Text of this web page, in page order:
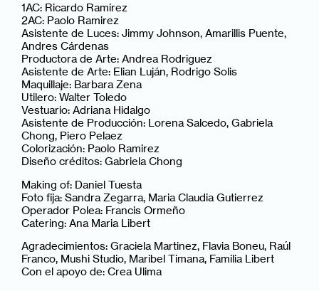
1AC: Ricardo Ramirez
2AC: Paolo Ramirez
Asistente de Luces: Jimmy Johnson, Amarillis Puente,
Andres Cárdenas
Productora de Arte: Andrea Rodriguez
Asistente de Arte: Elian Luján, Rodrigo Solis
Maquillaje: Barbara Zena
Utilero: Walter Toledo
Vestuario: Adriana Hidalgo
Asistente de Producción: Lorena Salcedo, Gabriela
Chong, Piero Pelaez
Colorización: Paolo Ramirez
Diseño créditos: Gabriela Chong
Making of: Daniel Tuesta
Foto fija: Sandra Zegarra, Maria Claudia Gutierrez
Operador Polea: Francis Ormeño
Catering: Ana Maria Libert
Agradecimientos: Graciela Martinez, Flavia Boneu, Raúl
Franco, Mushi Studio, Maribel Timana, Familia Libert
Con el apoyo de: Crea Ulima